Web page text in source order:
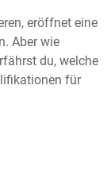
eröffnet eine
Aber wie
du, welche
für